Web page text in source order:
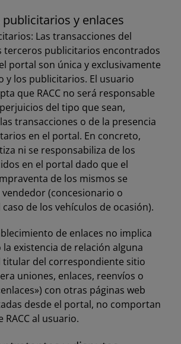
publicitarios y enlaces
Las transacciones del
terceros publicitarios encontrados
portal son única y exclusivamente
y los publicitarios. El usuario
que RACC no será responsable
del tipo que sean,
transacciones o de la presencia
en el portal. En concreto,
ni se responsabiliza de los
en el portal dado que el
de los mismos se
(concesionario o
de los vehículos de ocasión).
de enlaces no implica
existencia de relación alguna
titular del correspondiente sitio
uniones, enlaces, reenvíos o
con otras páginas web
desde el portal, no comportan
al usuario.